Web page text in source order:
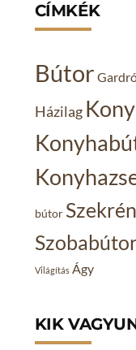
CÍMKÉK
Bútor
Házilag
bútor
Világítás Ágy
KIK